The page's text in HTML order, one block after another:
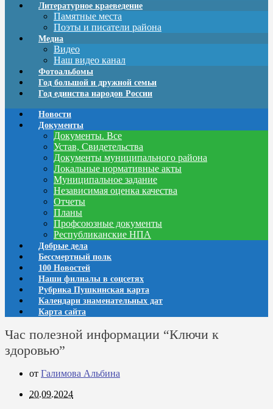
Литературное краеведение
Памятные места
Поэты и писатели района
Медиа
Видео
Наш видео канал
Фотоальбомы
Год большой и дружной семьи
Год единства народов России
Новости
Документы
Документы. Все
Устав, Свидетельства
Документы муниципального района
Локальные нормативные акты
Муниципальное задание
Независимая оценка качества
Отчеты
Планы
Профсоюзные документы
Республиканские НПА
Добрые дела
Бессмертный полк
100 Новостей
Наши филиалы в соцсетях
Рубрика Пушкинская карта
Календари знаменательных дат
Карта сайта
Час полезной информации “Ключи к
здоровью”
от Галимова Альбина
20.09.2024